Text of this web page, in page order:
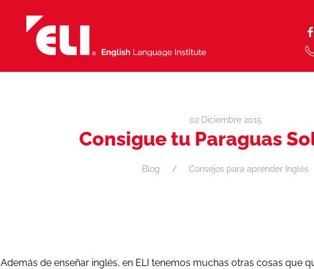
02 Diciembre 2015
Consigue tu Paraguas
Blog Consejos para aprender Inglés
Además de enseñar inglés, en ELI tenemos muchas otras cosas que